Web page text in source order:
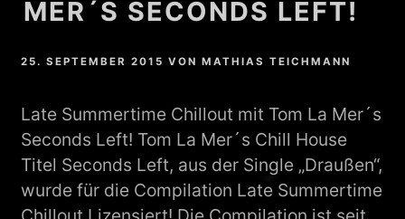
MER´S SECONDS LEFT!
25. SEPTEMBER 2015 VONMATHIAS TEICHMANN
Late Summertime Chillout mit Tom La Mer´s
Seconds Left! Tom La Mer´s Chill House
Titel Seconds Left, aus der Single „Draußen“,
wurde für die Compilation Late Summertime